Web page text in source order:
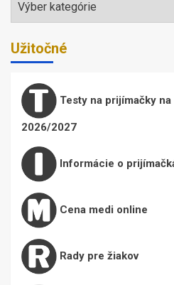
Užitočné
Testy na prijímačky
2026/2027
Informácie o
Cena medi online
Rady pre žiakov